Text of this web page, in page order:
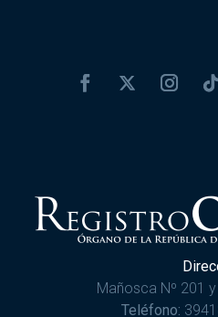
Mañosca Nº 201
Teléfono: